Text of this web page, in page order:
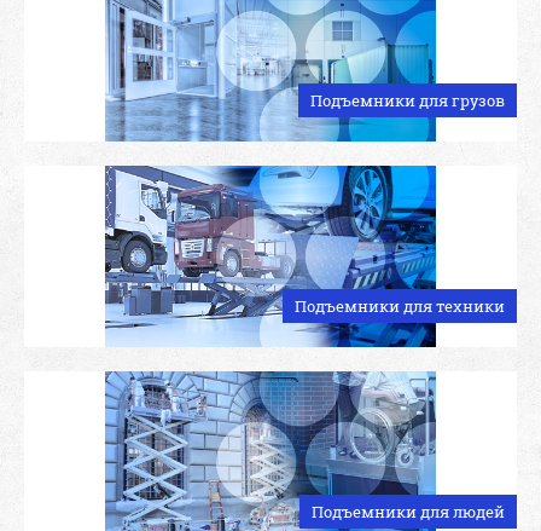
Подъемники для грузов
Подъемники для техники
Подъемники для людей